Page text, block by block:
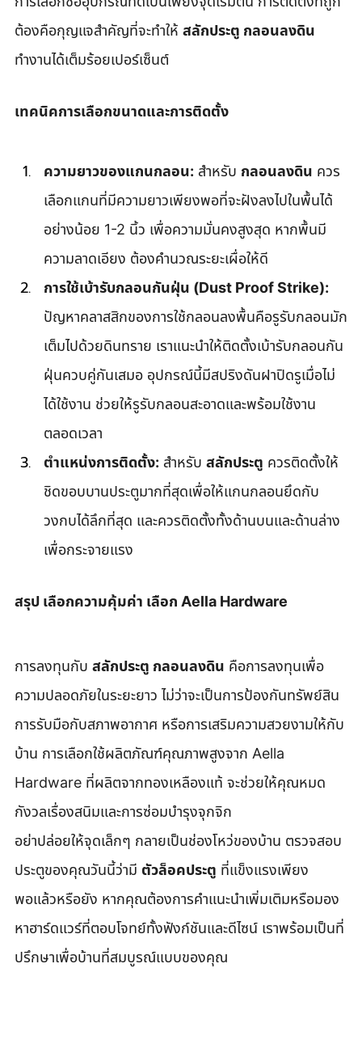
ต้องคือกุญแจสำคัญที่จะทำให้ สลักประตู กลอนลงดิน
ทำงานได้เต็มร้อยเปอร์เซ็นต์
เทคนิคการเลือกขนาดและการติดตั้ง
ความยาวของแกนกลอน: สำหรับ กลอนลงดิน ควร
เลือกแกนที่มีความยาวเพียงพอที่จะฝังลงไปในพื้นได้
อย่างน้อย 1-2 นิ้ว เพื่อความมั่นคงสูงสุด หากพื้นมี
ความลาดเอียง ต้องคำนวณระยะเผื่อให้ดี
การใช้เบ้ารับกลอนกันฝุ่น (Dust Proof Strike):
ปัญหาคลาสสิกของการใช้กลอนลงพื้นคือรูรับกลอนมัก
เต็มไปด้วยดินทราย เราแนะนำให้ติดตั้งเบ้ารับกลอนกัน
ฝุ่นควบคู่กันเสมอ อุปกรณ์นี้มีสปริงดันฝาปิดรูเมื่อไม่
ได้ใช้งาน ช่วยให้รูรับกลอนสะอาดและพร้อมใช้งาน
ตลอดเวลา
ตำแหน่งการติดตั้ง: สำหรับ สลักประตู ควรติดตั้งให้
ชิดขอบบานประตูมากที่สุดเพื่อให้แกนกลอนยึดกับ
วงกบได้ลึกที่สุด และควรติดตั้งทั้งด้านบนและด้านล่าง
เพื่อกระจายแรง
สรุป เลือกความคุ้มค่า เลือก Aella Hardware
การลงทุนกับ สลักประตู กลอนลงดิน คือการลงทุนเพื่อ
ความปลอดภัยในระยะยาว ไม่ว่าจะเป็นการป้องกันทรัพย์สิน
การรับมือกับสภาพอากาศ หรือการเสริมความสวยงามให้กับ
บ้าน การเลือกใช้ผลิตภัณฑ์คุณภาพสูงจาก Aella
Hardware ที่ผลิตจากทองเหลืองแท้ จะช่วยให้คุณหมด
กังวลเรื่องสนิมและการซ่อมบำรุงจุกจิก
อย่าปล่อยให้จุดเล็กๆ กลายเป็นช่องโหว่ของบ้าน ตรวจสอบ
ประตูของคุณวันนี้ว่ามี ตัวล็อคประตู ที่แข็งแรงเพียง
พอแล้วหรือยัง หากคุณต้องการคำแนะนำเพิ่มเติมหรือมอง
หาฮาร์ดแวร์ที่ตอบโจทย์ทั้งฟังก์ชันและดีไซน์ เราพร้อมเป็นที่
ปรึกษาเพื่อบ้านที่สมบูรณ์แบบของคุณ